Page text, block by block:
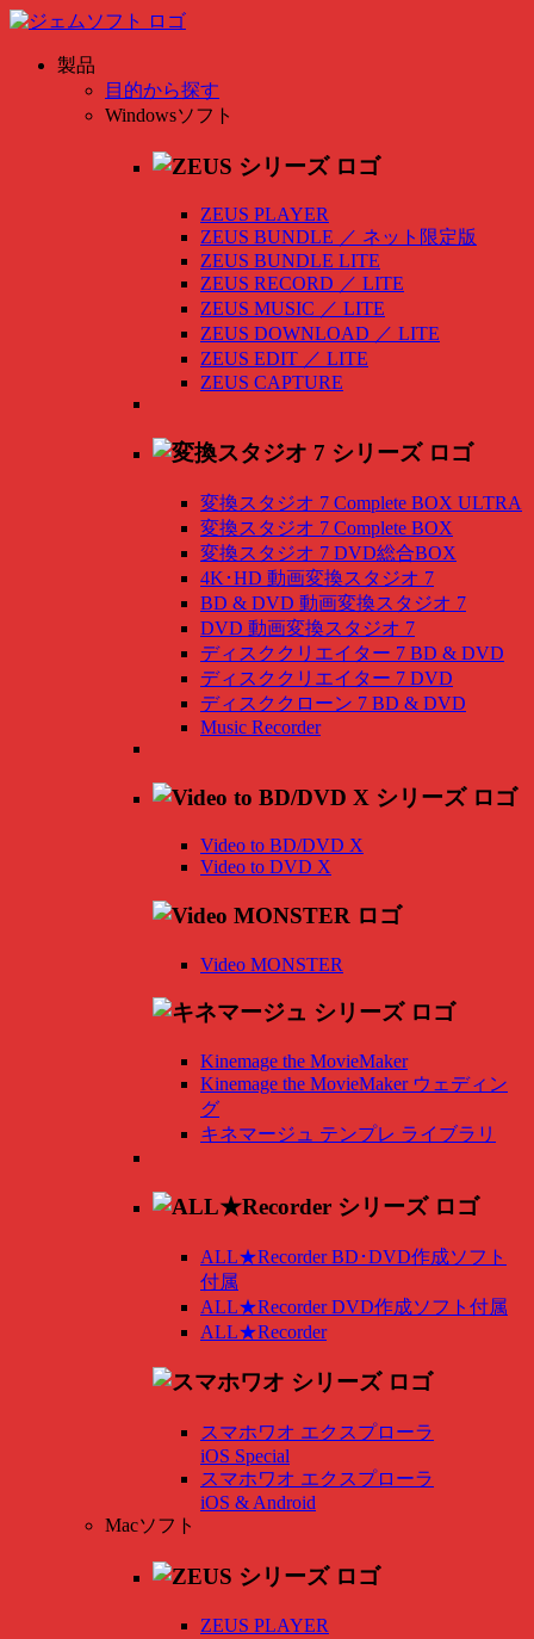
製品
目的から探す
Windowsソフト
ZEUS PLAYER
ZEUS BUNDLE ／ ネット限定版
ZEUS BUNDLE LITE
ZEUS RECORD ／ LITE
ZEUS MUSIC ／ LITE
ZEUS DOWNLOAD ／ LITE
ZEUS EDIT ／ LITE
ZEUS CAPTURE
変換スタジオ 7 Complete BOX ULTRA
変換スタジオ 7 Complete BOX
変換スタジオ 7 DVD総合BOX
4K･HD 動画変換スタジオ 7
BD & DVD 動画変換スタジオ 7
DVD 動画変換スタジオ 7
ディスククリエイター 7 BD & DVD
ディスククリエイター 7 DVD
ディスククローン 7 BD & DVD
Music Recorder
Video to BD/DVD X
Video to DVD X
Video MONSTER
Kinemage the MovieMaker
Kinemage the MovieMaker ウェディン
グ
キネマージュ テンプレ ライブラリ
ALL★Recorder BD･DVD作成ソフト
付属
ALL★Recorder DVD作成ソフト付属
ALL★Recorder
スマホワオ エクスプローラ
iOS Special
スマホワオ エクスプローラ
iOS & Android
Macソフト
ZEUS PLAYER